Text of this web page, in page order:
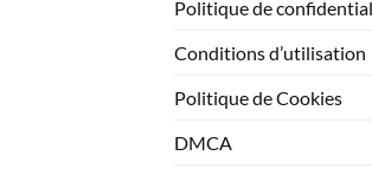
Politique de
Conditions d’utilisation
Politique de Cookies
DMCA